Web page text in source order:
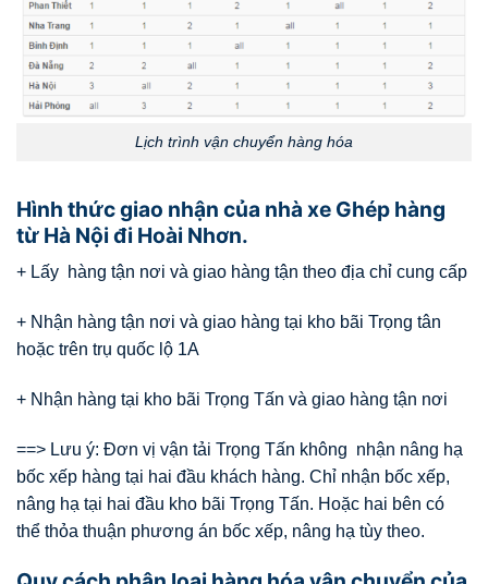
Lịch trình vận chuyển hàng hóa
Hình thức giao nhận của nhà xe Ghép hàng
từ Hà Nội đi Hoài Nhơn.
+ Lấy hàng tận nơi và giao hàng tận theo địa chỉ cung cấp
+ Nhận hàng tận nơi và giao hàng tại kho bãi Trọng tân
hoặc trên trụ quốc lộ 1A
+ Nhận hàng tại kho bãi Trọng Tấn và giao hàng tận nơi
==> Lưu ý: Đơn vị vận tải Trọng Tấn không nhận nâng hạ
bốc xếp hàng tại hai đầu khách hàng. Chỉ nhận bốc xếp,
nâng hạ tại hai đầu kho bãi Trọng Tấn. Hoặc hai bên có
thể thỏa thuận phương án bốc xếp, nâng hạ tùy theo.